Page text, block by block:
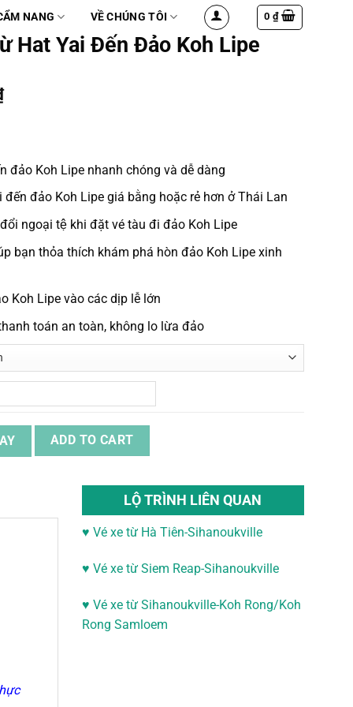
NANG VỀ CHÚNG TÔI 0 ₫
Hat Yai Đến Đảo Koh Lipe
đảo Koh Lipe nhanh chóng và dễ dàng
đảo Koh Lipe giá bằng hoặc rẻ hơn ở Thái Lan
ngoại tệ khi đặt vé tàu đi đảo Koh Lipe
bạn thỏa thích khám phá hòn đảo Koh Lipe xinh
Koh Lipe vào các dịp lễ lớn
toán an toàn, không lo lừa đảo
Koh Lipe quantity
ADD TO CART
LỘ TRÌNH LIÊN QUAN
♥ Vé xe từ Hà Tiên-Sihanoukville
♥ Vé xe từ Siem Reap-Sihanoukville
♥ Vé xe từ Sihanoukville-Koh Rong/Koh
Rong Samloem